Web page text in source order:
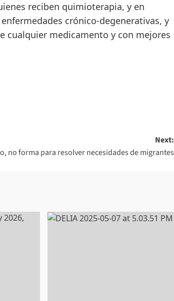
reciben quimioterapia, y en
crónico-degenerativas, y
cualquier medicamento y con mejores
Next:
no forma para resolver necesidades de migrantes